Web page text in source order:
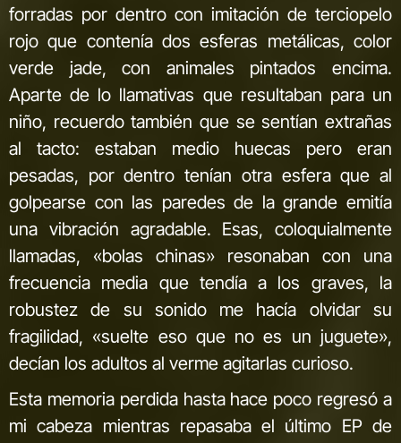
forradas por dentro con imitación de terciopelo
rojo que contenía dos esferas metálicas, color
verde jade, con animales pintados encima.
Aparte de lo llamativas que resultaban para un
niño, recuerdo también que se sentían extrañas
al tacto: estaban medio huecas pero eran
pesadas, por dentro tenían otra esfera que al
golpearse con las paredes de la grande emitía
una vibración agradable. Esas, coloquialmente
llamadas, «bolas chinas» resonaban con una
frecuencia media que tendía a los graves, la
robustez de su sonido me hacía olvidar su
fragilidad, «suelte eso que no es un juguete»,
decían los adultos al verme agitarlas curioso.
Esta memoria perdida hasta hace poco regresó a
mi cabeza mientras repasaba el último EP de